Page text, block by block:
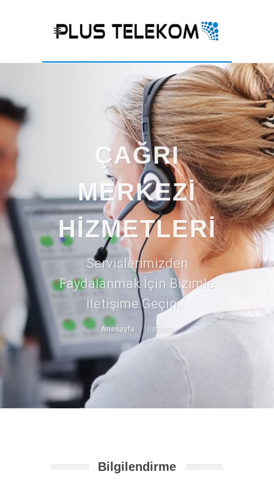
ÇAĞRI
MERKEZI
HIZMETLERI
Servislerimizden
Faydalanmak İçin Bizimle
İletişime Geçin...
Anasayfa İletişim
Bilgilendirme